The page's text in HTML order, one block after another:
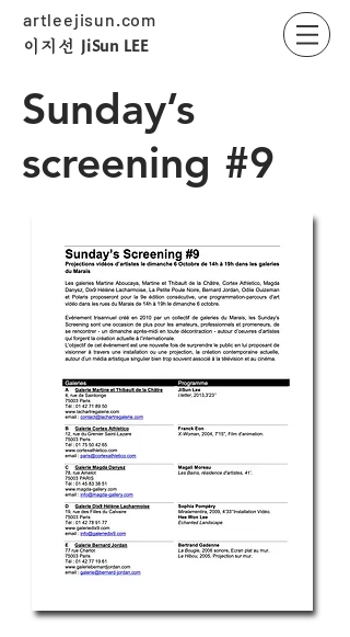
artleejisun.com
​이지선 JiSun LEE
Sunday’s
screening #9